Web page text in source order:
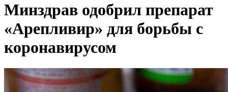
Минздрав одобрил препарат
«Арепливир» для борьбы с
коронавирусом